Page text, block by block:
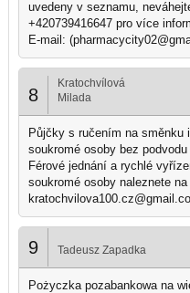
uvedeny v seznamu,
+420739416647 pro více
E-mail:
8
Kratochvílová
Milada
Půjčky s ručením na směnku
soukromé osoby bez
Férové ​​jednání a rychlé
soukromé osoby naleznete
9 Tadeusz Zapadka
Pożyczka pozabankowa na